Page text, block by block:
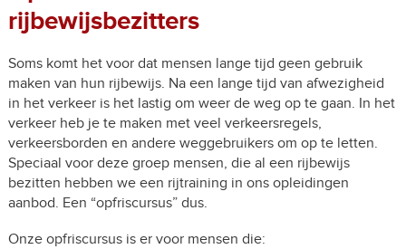
rijbewijsbezitters
Soms komt het voor dat mensen lange tijd geen gebruik
maken van hun rijbewijs. Na een lange tijd van afwezigheid
in het verkeer is het lastig om weer de weg op te gaan. In het
verkeer heb je te maken met veel verkeersregels,
verkeersborden en andere weggebruikers om op te letten.
Speciaal voor deze groep mensen, die al een rijbewijs
bezitten hebben we een rijtraining in ons opleidingen
aanbod. Een “opfriscursus” dus.
Onze opfriscursus is er voor mensen die: